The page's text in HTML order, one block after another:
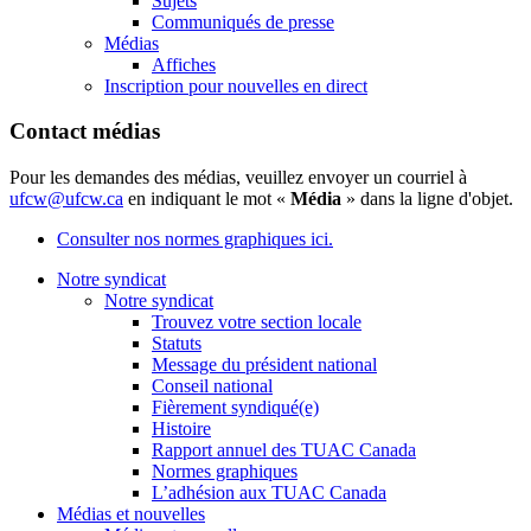
Communiqués de presse
Médias
Affiches
Inscription pour nouvelles en direct
Contact médias
Pour les demandes des médias, veuillez envoyer un courriel à
ufcw@ufcw.ca en indiquant le mot « Média » dans la ligne d'objet.
Consulter nos normes graphiques ici.
Notre syndicat
Notre syndicat
Trouvez votre section locale
Statuts
Message du président national
Conseil national
Fièrement syndiqué(e)
Histoire
Rapport annuel des TUAC Canada
Normes graphiques
L’adhésion aux TUAC Canada
Médias et nouvelles